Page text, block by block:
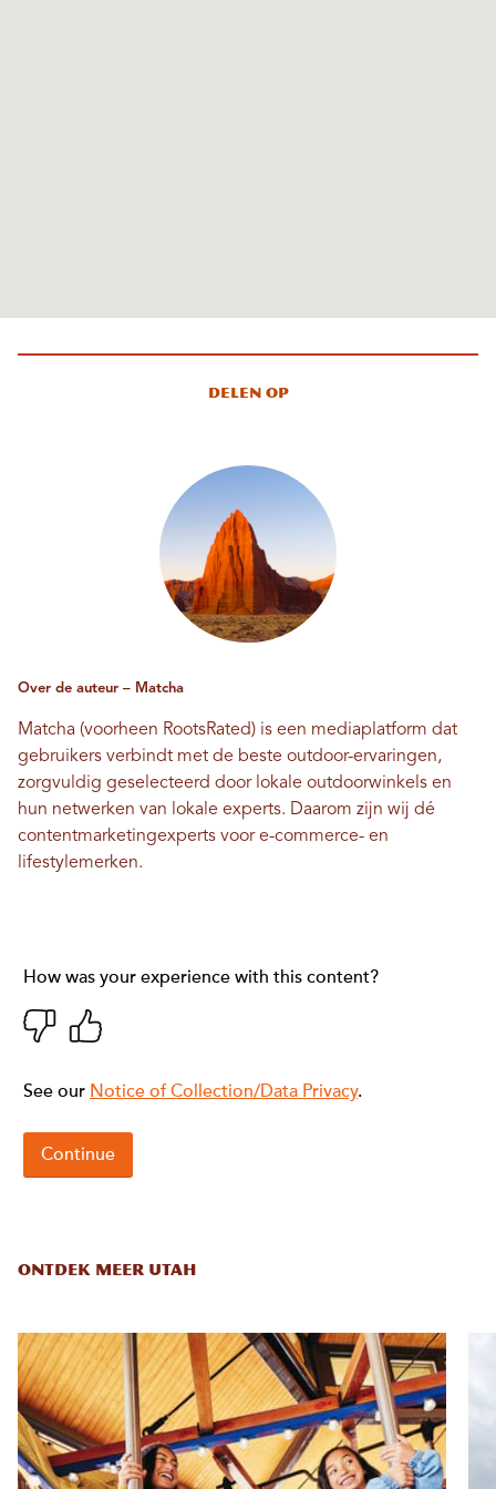
Delen op
Over de auteur – Matcha
Matcha (voorheen RootsRated) is een mediaplatform dat
gebruikers verbindt met de beste outdoor-ervaringen,
zorgvuldig geselecteerd door lokale outdoorwinkels en
hun netwerken van lokale experts. Daarom zijn wij dé
contentmarketingexperts voor e-commerce- en
lifestylemerken.
ONTDEK MEER UTAH